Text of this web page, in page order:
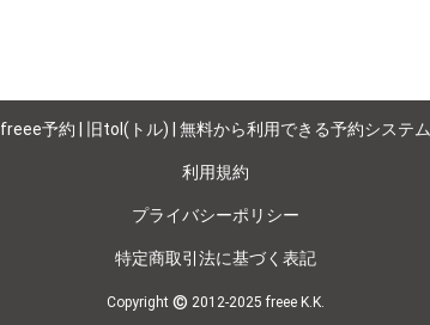
freee予約 | 旧tol(トル) | 無料から利用できる予約システム
利用規約
プライバシーポリシー
特定商取引法に基づく表記
Copyright © 2012-2025 freee K.K.